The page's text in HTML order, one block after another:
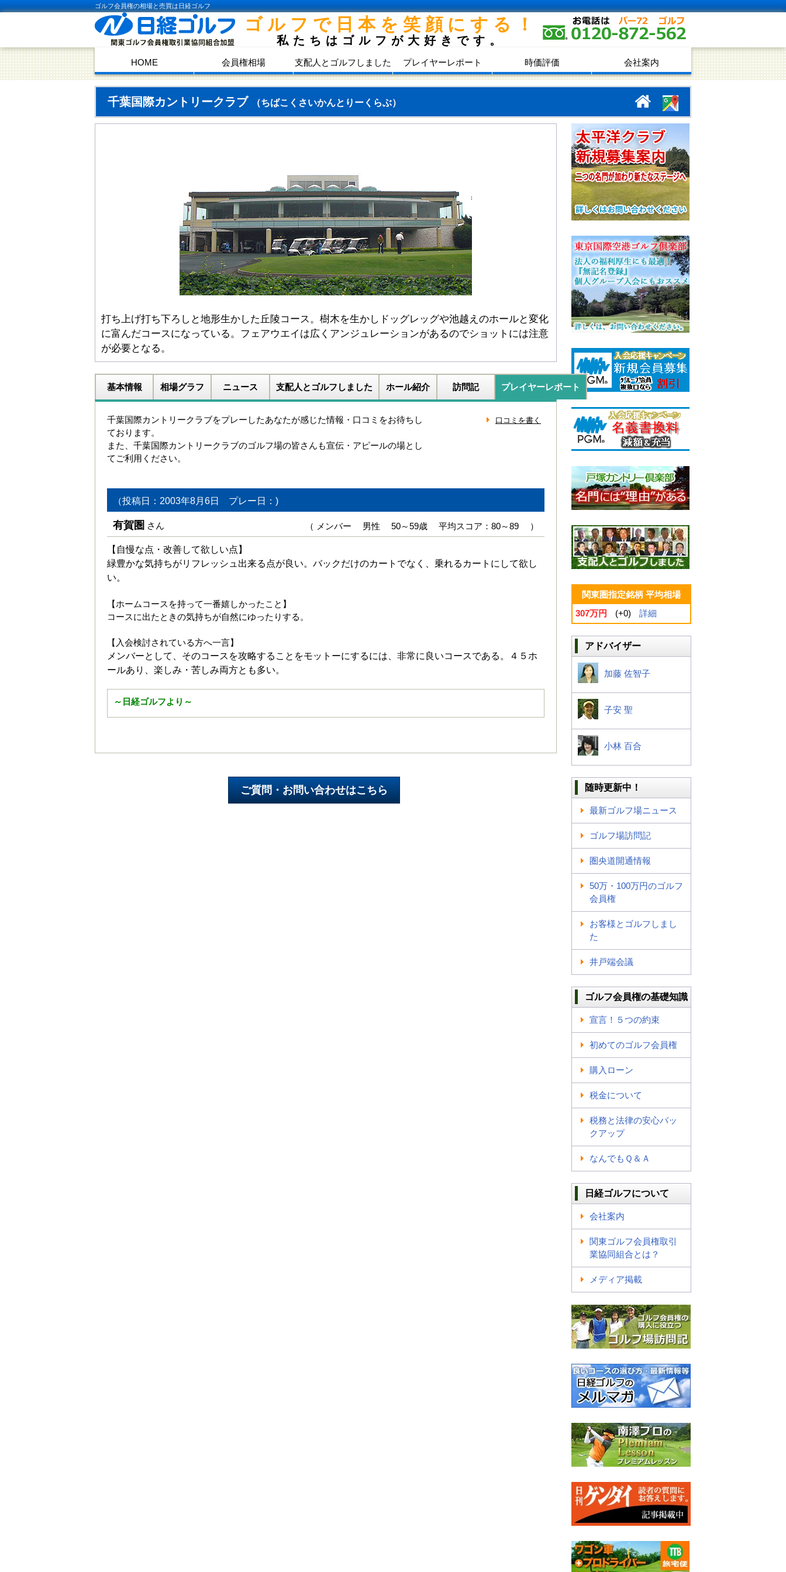
ゴルフ会員権の相場と売買は日経ゴルフ
ゴルフで日本を笑顔にする！
私たちはゴルフが大好きです。
HOME 会員権相場 支配人とゴルフしました プレイヤーレポート 時価評価 会社案内
千葉国際カントリークラブ （ちばこくさいかんとりーくらぶ）
打ち上げ打ち下ろしと地形生かした丘陵コース。樹木を生かしドッグレッグや池越えのホールと変化
に富んだコースになっている。フェアウエイは広くアンジュレーションがあるのでショットには注意
が必要となる。
基本情報 相場グラフ ニュース 支配人とゴルフしました ホール紹介 訪問記 プレイヤーレポート
千葉国際カントリークラブをプレーしたあなたが感じた情報・口コミをお待ちし
ております。
また、千葉国際カントリークラブのゴルフ場の皆さんも宣伝・アピールの場とし
てご利用ください。
（投稿日：2003年8月6日 プレー日：)
有賀圏 さん （ メンバー 男性 50～59歳 平均スコア：80～89 ）
【自慢な点・改善して欲しい点】
緑豊かな気持ちがリフレッシュ出来る点が良い。バックだけのカートでなく、乗れるカートにして欲し
い。
【ホームコースを持って一番嬉しかったこと】
コースに出たときの気持ちが自然にゆったりする。
【入会検討されている方へ一言】
メンバーとして、そのコースを攻略することをモットーにするには、非常に良いコースである。４５ホ
ールあり、楽しみ・苦しみ両方とも多い。
～日経ゴルフより～
関東圏指定銘柄 平均相場
307万円
(+0) 詳細
アドバイザー
加藤 佐智子
子安 聖
小林 百合
随時更新中！
最新ゴルフ場ニュース
ゴルフ場訪問記
圏央道開通情報
50万・100万円のゴルフ
会員権
お客様とゴルフしまし
た
井戸端会議
ゴルフ会員権の基礎知識
宣言！５つの約束
初めてのゴルフ会員権
購入ローン
税金について
税務と法律の安心バッ
クアップ
なんでもＱ＆Ａ
日経ゴルフについて
会社案内
関東ゴルフ会員権取引
業協同組合とは？
メディア掲載